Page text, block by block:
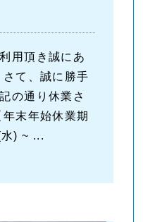
用頂き誠にあ
て、誠に勝手
の通り休業さ
末年始休業期
) ~ ...